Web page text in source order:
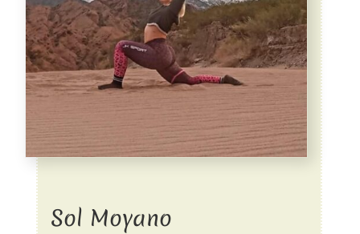
Sol Moyano